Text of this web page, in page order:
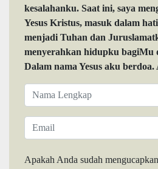
kesalahanku. Saat ini, saya
Yesus Kristus, masuk dalam
menjadi Tuhan dan
menyerahkan hidupku bagiMu
Dalam nama Yesus aku berdoa.
Apakah Anda sudah